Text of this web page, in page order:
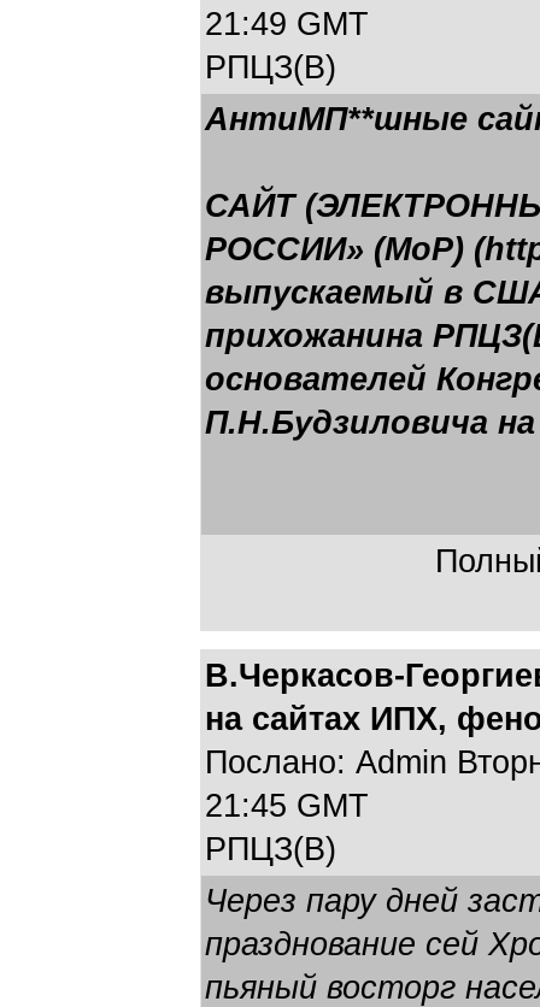
21:49 GMT
РПЦЗ(В)
АнтиМП**шные
САЙТ
РОССИИ» (МоР)
выпускаемый в
прихожанина
основателей
П.Н.Будзиловича
В.Черкасов-
на сайтах ИПХ,
Послано: Admin
21:45 GMT
РПЦЗ(В)
Через пару дней
празднование сей
пьяный восторг